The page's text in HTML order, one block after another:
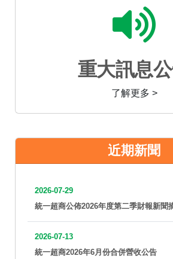
重大訊息
了解更多 >
近期新聞
2026-07-29
統一超商公佈2026年度第二季財報新聞
2026-07-13
統一超商2026年6月份合併營收公告